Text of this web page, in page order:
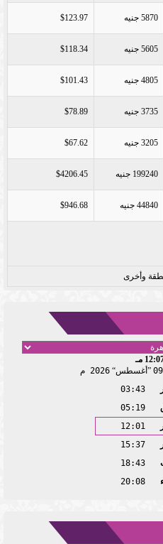
5870 جنيه $123.97
5605 جنيه $118.34
4805 جنيه $101.43
3735 جنيه $78.89
3205 جنيه $67.62
199240 جنيه $4206.45
44840 جنيه $946.68
وأخرى
مـ
09 أغسطس 2026 م
03:43
05:19
12:01
15:37
18:43
20:08